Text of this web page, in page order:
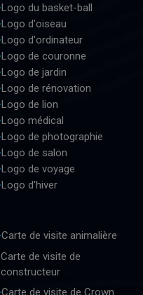
Logo du basket-ball
Logo d'oiseau
Logo d'ordinateur
Logo de couronne
Logo de jardin
Logo de rénovation
Logo de lion
Logo médical
Logo de photographie
Logo de salon
Logo de voyage
Logo d'hiver
Carte de visite animalière
Carte de visite de
constructeur
Carte de visite de Crown